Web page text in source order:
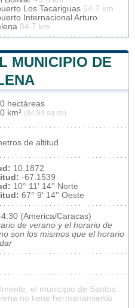
Los Tacariguas 54.7 km
Internacional Arturo
84.7 km
MUNICIPIO DE
hectáreas
km² (84,94 sq mi)
de altitud
10.1872
-67.1539
10° 11' 14'' Norte
67° 9' 14'' Oeste
(America/Caracas)
de verano y el horario de
son los mismos que el horario
el municipio de Santos
no tiene hermanamiento